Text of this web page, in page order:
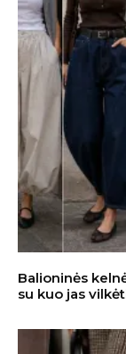
Balioninės
su kuo jas